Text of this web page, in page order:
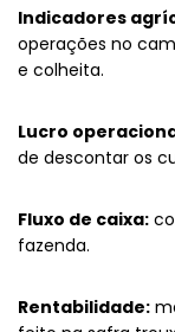
Indicadores
operações no
e colheita.
Lucro
de descontar os
Fluxo de caixa:
fazenda.
Rentabilidade: